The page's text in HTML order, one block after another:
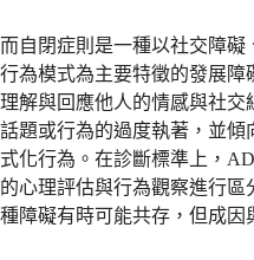
而自閉症則是一種以社交障
行為模式為主要特徵的發展障
理解與回應他人的情感與社交
話題或行為的過度執著，並傾
式化行為。在診斷標準上，
的心理評估與行為觀察進行區
種障礙有時可能共存，但成因